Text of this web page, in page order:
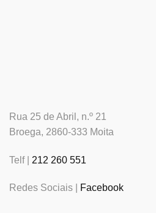
Rua 25 de Abril, n.º 21
Broega, 2860-333 Moita
Telf | 212 260 551
Redes Sociais | Facebook